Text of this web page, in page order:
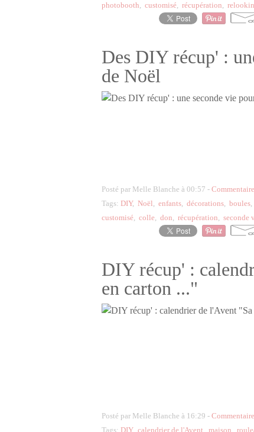
photobooth, customisé, récupération,
Des DIY récup' :
de Noël
Posté par Melle Blanche à 00:57 -
Tags: DIY, Noël, enfants, décorations, boules,
customisé, colle, don, récupération, seconde
DIY récup' :
en carton ..."
Posté par Melle Blanche à 16:29 -
Tags: DIY, calendrier de l'Avent maison